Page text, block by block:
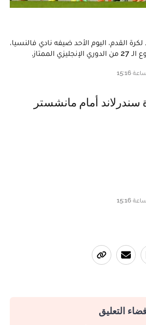
القدم، اليوم الأحد ضيفه نادي فالنسيا،
الممتاز.
التعليق